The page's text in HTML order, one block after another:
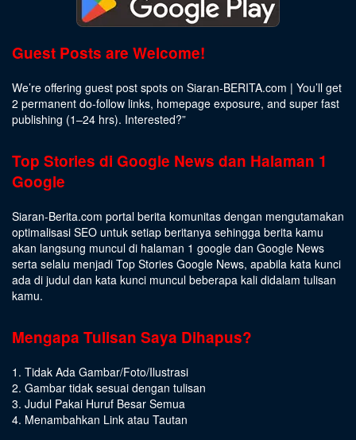
Guest Posts are Welcome!
We’re offering guest post spots on Siaran-BERITA.com | You’ll get
2 permanent do-follow links, homepage exposure, and super fast
publishing (1–24 hrs). Interested?”
Top Stories di Google News dan Halaman 1
Google
Siaran-Berita.com portal berita komunitas dengan mengutamakan
optimalisasi SEO untuk setiap beritanya sehingga berita kamu
akan langsung muncul di halaman 1 google dan Google News
serta selalu menjadi Top Stories Google News, apabila kata kunci
ada di judul dan kata kunci muncul beberapa kali didalam tulisan
kamu.
Mengapa Tulisan Saya Dihapus?
1. Tidak Ada Gambar/Foto/Ilustrasi
2. Gambar tidak sesuai dengan tulisan
3. Judul Pakai Huruf Besar Semua
4. Menambahkan Link atau Tautan